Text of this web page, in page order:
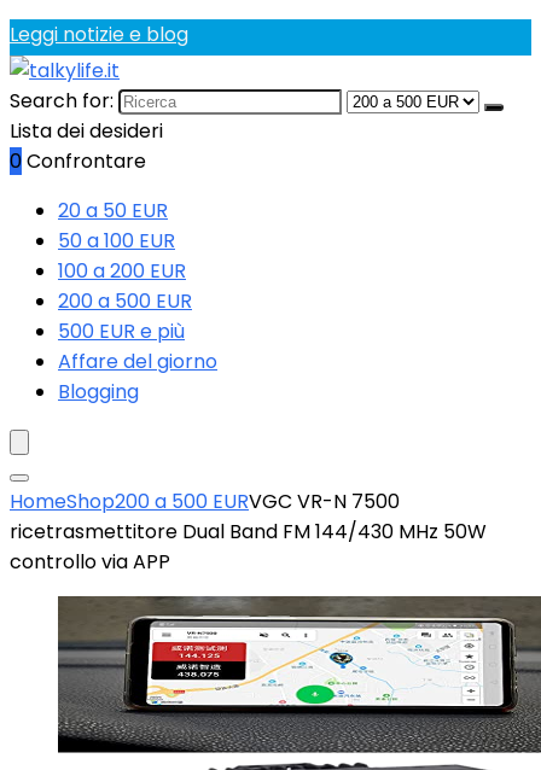
Leggi notizie e blog
Search for:
Lista dei desideri
0Confrontare
20 a 50 EUR
50 a 100 EUR
100 a 200 EUR
200 a 500 EUR
500 EUR e più
Affare del giorno
Blogging
HomeShop200 a 500 EURVGC VR-N 7500
ricetrasmettitore Dual Band FM 144/430 MHz 50W
controllo via APP